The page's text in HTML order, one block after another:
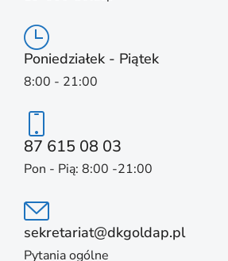
Poniedziałek - Piątek
8:00 - 21:00
87 615 08 03
Pon - Pią: 8:00 -21:00
sekretariat@dkgoldap.pl
Pytania ogólne